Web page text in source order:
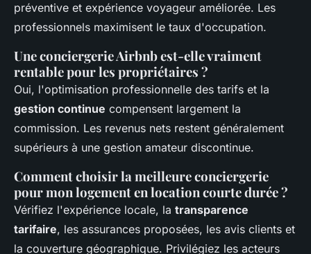
préventive et expérience voyageur améliorée. Les
professionnels maximisent le taux d'occupation.
Une conciergerie Airbnb est-elle vraiment
rentable pour les propriétaires ?
Oui, l'optimisation professionnelle des tarifs et la
gestion continue compensent largement la
commission. Les revenus nets restent généralement
supérieurs à une gestion amateur discontinue.
Comment choisir la meilleure conciergerie
pour mon logement en location courte durée ?
Vérifiez l'expérience locale, la transparence
tarifaire, les assurances proposées, les avis clients et
la couverture géographique. Privilégiez les acteurs